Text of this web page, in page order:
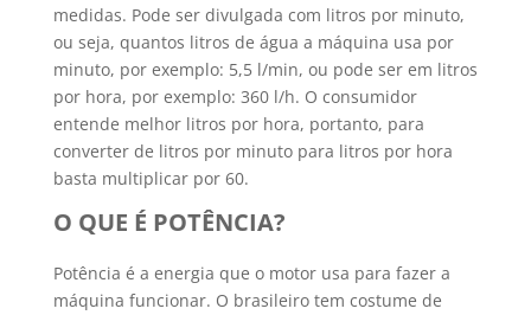
medidas. Pode ser divulgada com litros por minuto,
ou seja, quantos litros de água a máquina usa por
minuto, por exemplo: 5,5 l/min, ou pode ser em litros
por hora, por exemplo: 360 l/h. O consumidor
entende melhor litros por hora, portanto, para
converter de litros por minuto para litros por hora
basta multiplicar por 60.
O QUE É POTÊNCIA?
Potência é a energia que o motor usa para fazer a
máquina funcionar. O brasileiro tem costume de